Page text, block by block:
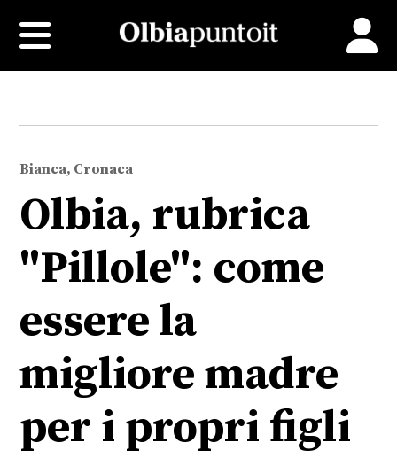
Bianca, Cronaca
Olbia, rubrica
"Pillole": come
essere la
migliore madre
per i propri figli